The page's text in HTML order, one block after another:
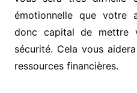
émotionnelle que votre
donc capital de mettre
sécurité. Cela vous
ressources financières.